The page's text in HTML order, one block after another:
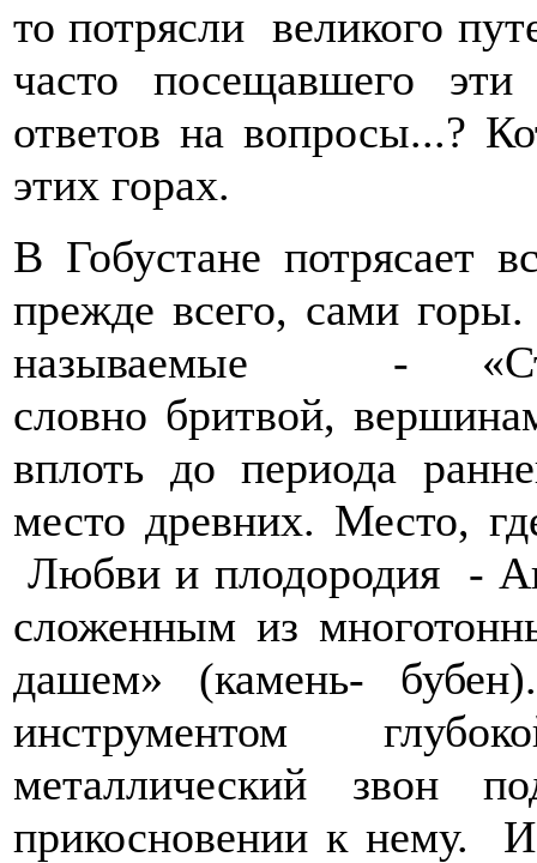
то потрясли великого
часто посещавшего
ответов на вопросы...?
этих горах.
В Гобустане потрясает
прежде всего, сами
называемые -
словно бритвой,
вплоть до периода
место древних. Место,
Любви и плодородия -
сложенным из
дашем» (камень-
инструментом
металлический звон
прикосновении к нему.